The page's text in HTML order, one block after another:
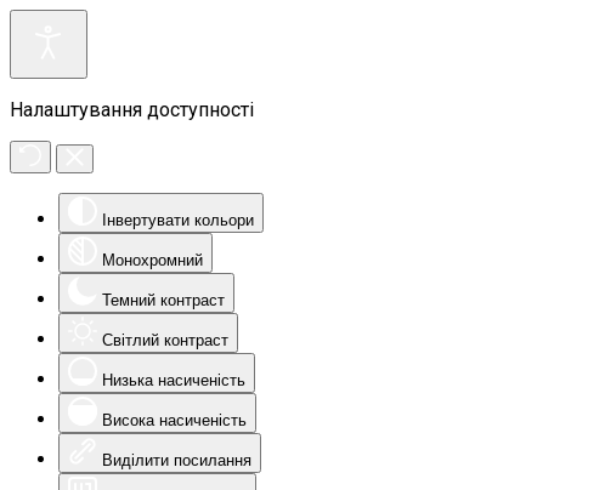
Налаштування доступності
Інвертувати кольори
Монохромний
Темний контраст
Світлий контраст
Низька насиченість
Висока насиченість
Виділити посилання